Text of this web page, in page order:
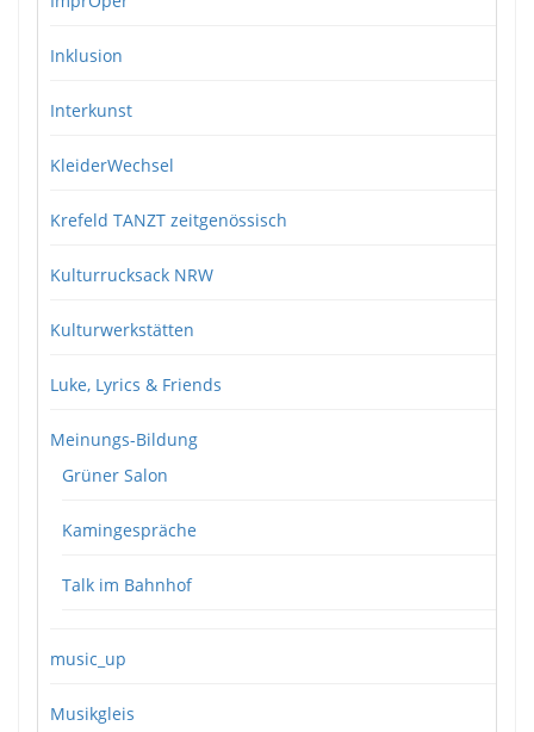
Inklusion
Interkunst
KleiderWechsel
Krefeld TANZT zeitgenössisch
Kulturrucksack NRW
Kulturwerkstätten
Luke, Lyrics & Friends
Meinungs-Bildung
Grüner Salon
Kamingespräche
Talk im Bahnhof
music_up
Musikgleis